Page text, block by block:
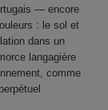
— encore
: le sol et
dans un
langagière
comme